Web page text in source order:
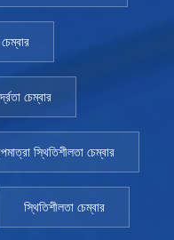
চেম্বার
স্থিতিশীলতা চেম্বার
স্থিতিশীলতা চেম্বার